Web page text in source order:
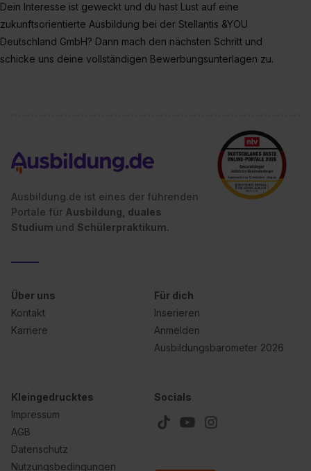
Dein Interesse ist geweckt und du hast Lust auf eine
zukunftsorientierte Ausbildung bei der Stellantis &YOU
Deutschland GmbH? Dann mach den nächsten Schritt und
schicke uns deine vollständigen Bewerbungsunterlagen zu.
Ausbildung.de ist eines der führenden
Portale für Ausbildung, duales
Studium und Schülerpraktikum.
Über uns
Kontakt
Karriere
Für dich
Inserieren
Anmelden
Ausbildungsbarometer 2026
Kleingedrucktes
Impressum
AGB
Datenschutz
Nutzungsbedingungen
Socials